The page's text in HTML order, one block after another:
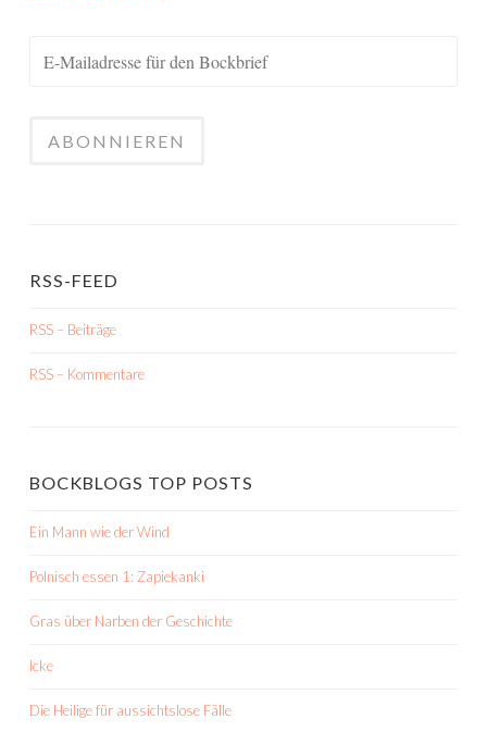
RSS-FEED
RSS – Beiträge
RSS – Kommentare
BOCKBLOGS TOP POSTS
Ein Mann wie der Wind
Polnisch essen 1: Zapiekanki
Gras über Narben der Geschichte
Icke
Die Heilige für aussichtslose Fälle